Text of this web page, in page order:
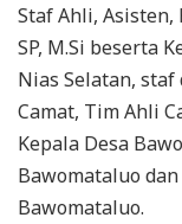
Staf Ahli, Asisten,
SP, M.Si beserta
Nias Selatan,
Camat, Tim Ahli
Kepala Desa
Bawomataluo
Bawomataluo.